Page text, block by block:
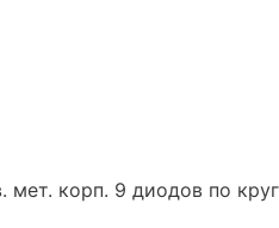
мет. корп. 9 диодов по